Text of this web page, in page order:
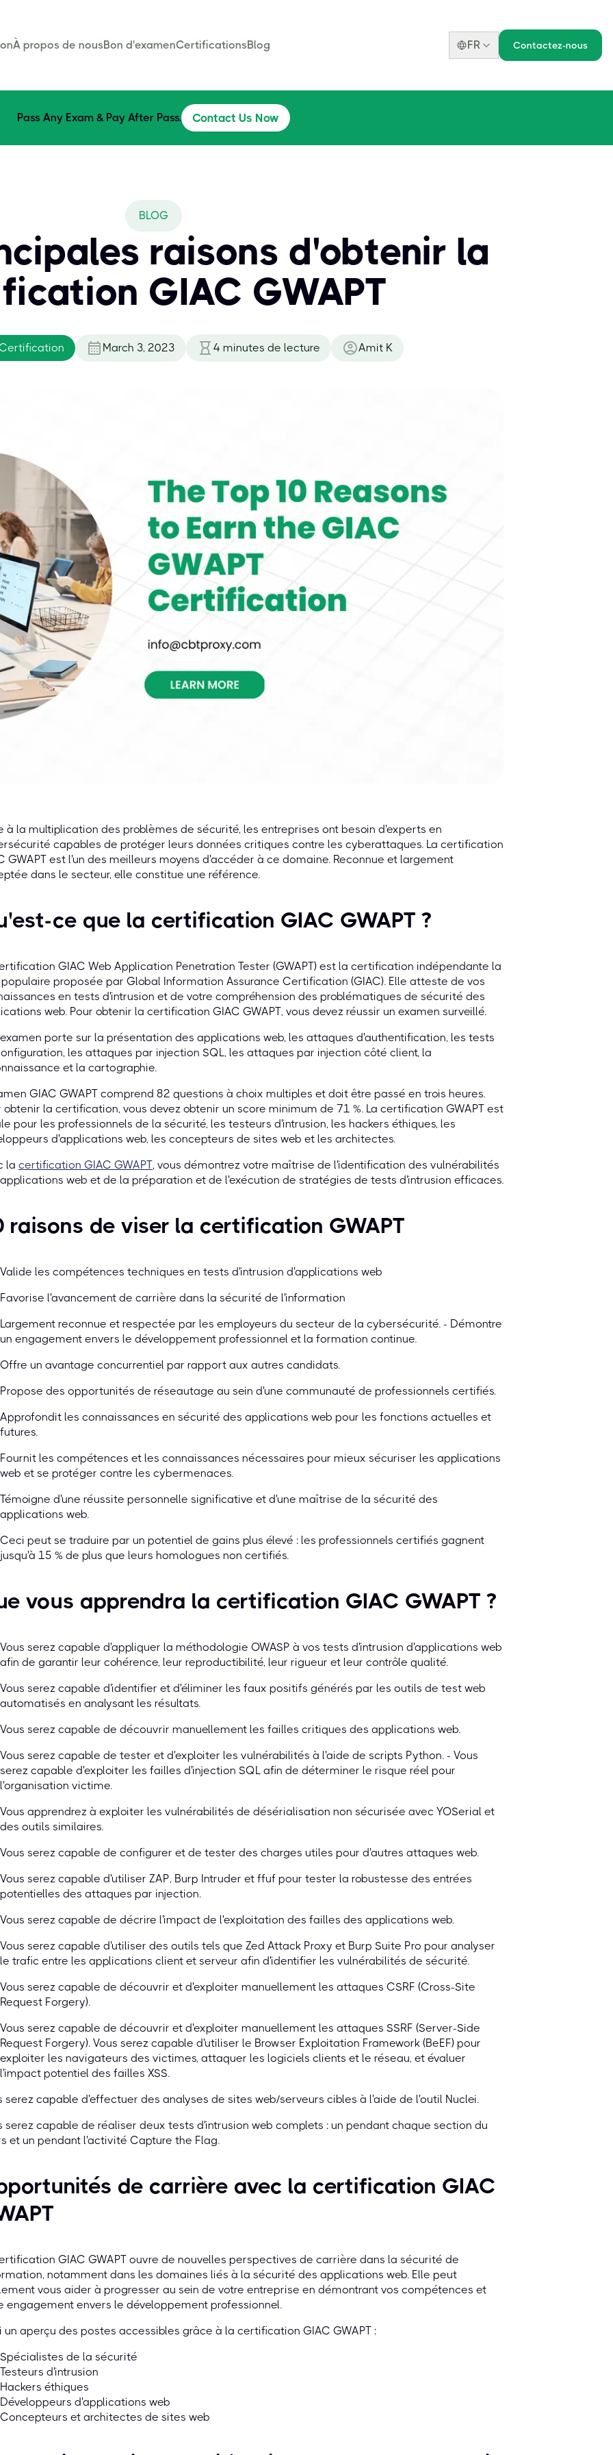
À propos de nousBon d'examenCertificationsBlog FR Contactez-nous
Pass Any Exam & Pay After Pass. Contact Us Now
BLOG
raisons d'obtenir la
GIAC GWAPT
Certification March 3, 2023 4 minutes de lecture Amit K
à la multiplication des problèmes de sécurité, les entreprises ont besoin d'experts en
capables de protéger leurs données critiques contre les cyberattaques. La certification
GWAPT est l'un des meilleurs moyens d'accéder à ce domaine. Reconnue et largement
dans le secteur, elle constitue une référence.
ce que la certification GIAC GWAPT ?
GIAC Web Application Penetration Tester (GWAPT) est la certification indépendante la
populaire proposée par Global Information Assurance Certification (GIAC). Elle atteste de vos
en tests d'intrusion et de votre compréhension des problématiques de sécurité des
web. Pour obtenir la certification GIAC GWAPT, vous devez réussir un examen surveillé.
porte sur la présentation des applications web, les attaques d'authentification, les tests
les attaques par injection SQL, les attaques par injection côté client, la
et la cartographie.
GIAC GWAPT comprend 82 questions à choix multiples et doit être passé en trois heures.
obtenir la certification, vous devez obtenir un score minimum de 71 %. La certification GWAPT est
pour les professionnels de la sécurité, les testeurs d'intrusion, les hackers éthiques, les
d'applications web, les concepteurs de sites web et les architectes.
la certification GIAC GWAPT, vous démontrez votre maîtrise de l'identification des vulnérabilités
web et de la préparation et de l'exécution de stratégies de tests d'intrusion efficaces.
raisons de viser la certification GWAPT
Valide les compétences techniques en tests d'intrusion d'applications web
Favorise l'avancement de carrière dans la sécurité de l'information
Largement reconnue et respectée par les employeurs du secteur de la cybersécurité. - Démontre
un engagement envers le développement professionnel et la formation continue.
Offre un avantage concurrentiel par rapport aux autres candidats.
Propose des opportunités de réseautage au sein d'une communauté de professionnels certifiés.
Approfondit les connaissances en sécurité des applications web pour les fonctions actuelles et
futures.
Fournit les compétences et les connaissances nécessaires pour mieux sécuriser les applications
web et se protéger contre les cybermenaces.
Témoigne d'une réussite personnelle significative et d'une maîtrise de la sécurité des
applications web.
Ceci peut se traduire par un potentiel de gains plus élevé : les professionnels certifiés gagnent
jusqu'à 15 % de plus que leurs homologues non certifiés.
vous apprendra la certification GIAC GWAPT ?
Vous serez capable d'appliquer la méthodologie OWASP à vos tests d'intrusion d'applications web
afin de garantir leur cohérence, leur reproductibilité, leur rigueur et leur contrôle qualité.
Vous serez capable d'identifier et d'éliminer les faux positifs générés par les outils de test web
automatisés en analysant les résultats.
Vous serez capable de découvrir manuellement les failles critiques des applications web.
Vous serez capable de tester et d'exploiter les vulnérabilités à l'aide de scripts Python. - Vous
serez capable d'exploiter les failles d'injection SQL afin de déterminer le risque réel pour
l'organisation victime.
Vous apprendrez à exploiter les vulnérabilités de désérialisation non sécurisée avec YOSerial et
des outils similaires.
Vous serez capable de configurer et de tester des charges utiles pour d'autres attaques web.
Vous serez capable d'utiliser ZAP, Burp Intruder et ffuf pour tester la robustesse des entrées
potentielles des attaques par injection.
Vous serez capable de décrire l'impact de l'exploitation des failles des applications web.
Vous serez capable d'utiliser des outils tels que Zed Attack Proxy et Burp Suite Pro pour analyser
le trafic entre les applications client et serveur afin d'identifier les vulnérabilités de sécurité.
Vous serez capable de découvrir et d'exploiter manuellement les attaques CSRF (Cross-Site
Request Forgery).
Vous serez capable de découvrir et d'exploiter manuellement les attaques SSRF (Server-Side
Request Forgery). Vous serez capable d'utiliser le Browser Exploitation Framework (BeEF) pour
exploiter les navigateurs des victimes, attaquer les logiciels clients et le réseau, et évaluer
l'impact potentiel des failles XSS.
serez capable d'effectuer des analyses de sites web/serveurs cibles à l'aide de l'outil Nuclei.
serez capable de réaliser deux tests d'intrusion web complets : un pendant chaque section du
et un pendant l'activité Capture the Flag.
de carrière avec la certification GIAC
GIAC GWAPT ouvre de nouvelles perspectives de carrière dans la sécurité de
notamment dans les domaines liés à la sécurité des applications web. Elle peut
vous aider à progresser au sein de votre entreprise en démontrant vos compétences et
engagement envers le développement professionnel.
un aperçu des postes accessibles grâce à la certification GIAC GWAPT :
Spécialistes de la sécurité
Testeurs d'intrusion
Hackers éthiques
Développeurs d'applications web
Concepteurs et architectes de sites web